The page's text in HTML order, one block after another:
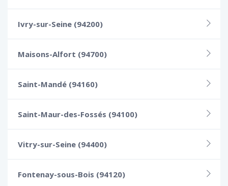
Ivry-sur-Seine (94200)
Maisons-Alfort (94700)
Saint-Mandé (94160)
Saint-Maur-des-Fossés (94100)
Vitry-sur-Seine (94400)
Fontenay-sous-Bois (94120)